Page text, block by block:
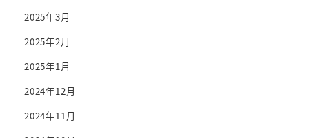
2025年3月
2025年2月
2025年1月
2024年12月
2024年11月